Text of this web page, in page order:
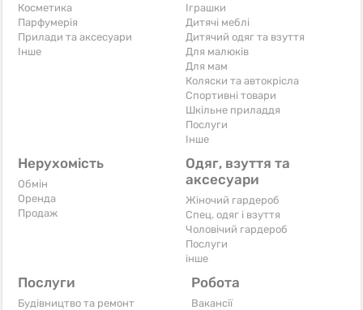
Косметика
Парфумерія
Прилади та аксесуари
Iнше
Іграшки
Дитячі меблі
Дитячий одяг та взуття
Для малюків
Для мам
Коляски та автокрісла
Спортивні товари
Шкільне приладдя
Послуги
Iнше
Нерухомість
Обмін
Оренда
Продаж
Одяг, взуття та
аксесуари
Жіночий гардероб
Спец. одяг і взуття
Чоловічий гардероб
Послуги
інше
Послуги
Будівництво та ремонт
Робота
Вакансії